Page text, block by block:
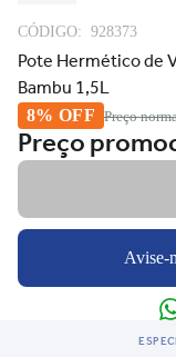
CÓDIGO: 928373
Pote Hermético de
Bambu 1,5L
8% OFF Preço
Preço
Avise-